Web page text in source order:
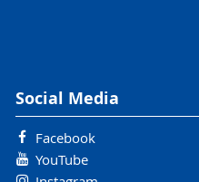
Social Media
Facebook
YouTube